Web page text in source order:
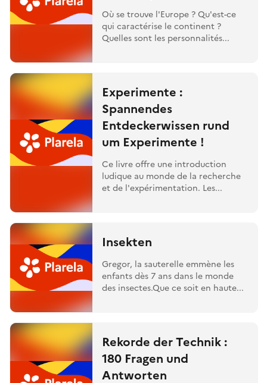
Où se trouve l'Europe ? Qu'est-ce
qui caractérise le continent ?
Quelles sont les personnalités...
Experimente :
Spannendes
Entdeckerwissen rund
um Experimente !
Ce livre offre une introduction
ludique au monde de la recherche
et de l'expérimentation. Les...
Insekten
Gregor, la sauterelle emmène les
enfants dès 7 ans dans le monde
des insectes.Que ce soit en haute...
Rekorde der Technik :
180 Fragen und
Antworten